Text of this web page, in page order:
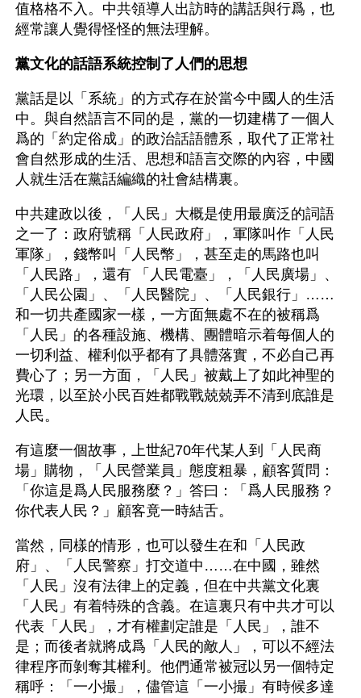
值格格不入。中共領導人出訪時的講話與行爲，也
經常讓人覺得怪怪的無法理解。
黨文化的話語系統控制了人們的思想
黨話是以「系統」的方式存在於當今中國人的生活
中。與自然語言不同的是，黨的一切建構了一個人
爲的「約定俗成」的政治話語體系，取代了正常社
會自然形成的生活、思想和語言交際的內容，中國
人就生活在黨話編織的社會結構裏。
中共建政以後，「人民」大概是使用最廣泛的詞語
之一了：政府號稱「人民政府」，軍隊叫作「人民
軍隊」，錢幣叫「人民幣」，甚至走的馬路也叫
「人民路」，還有 「人民電臺」，「人民廣場」、
「人民公園」、「人民醫院」、「人民銀行」……
和一切共產國家一樣，一方面無處不在的被稱爲
「人民」的各種設施、機構、團體暗示着每個人的
一切利益、權利似乎都有了具體落實，不必自己再
費心了；另一方面，「人民」被戴上了如此神聖的
光環，以至於小民百姓都戰戰兢兢弄不清到底誰是
人民。
有這麼一個故事，上世紀70年代某人到「人民商
場」購物，「人民營業員」態度粗暴，顧客質問：
「你這是爲人民服務麼？」答曰：「爲人民服務？
你代表人民？」顧客竟一時結舌。
當然，同樣的情形，也可以發生在和「人民政
府」、「人民警察」打交道中……在中國，雖然
「人民」沒有法律上的定義，但在中共黨文化裏
「人民」有着特殊的含義。在這裏只有中共才可以
代表「人民」，才有權劃定誰是「人民」，誰不
是；而後者就將成爲「人民的敵人」，可以不經法
律程序而剝奪其權利。他們通常被冠以另一個特定
稱呼：「一小撮」，儘管這「一小撮」有時候多達